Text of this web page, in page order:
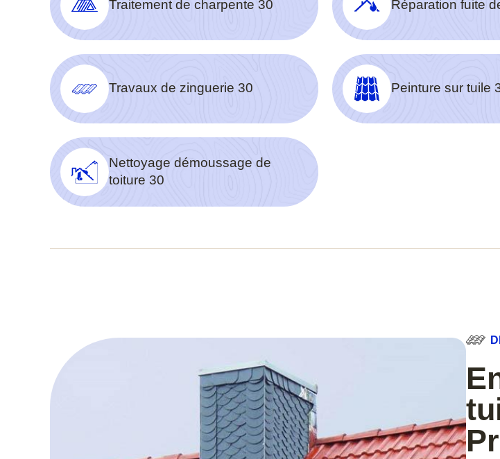
Traitement de charpente 30 Réparation fuite
Travaux de zinguerie 30 Peinture sur tuile
Nettoyage démoussage de
toiture 30